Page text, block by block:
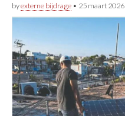
byexterne bijdrage • 25 maart 2026